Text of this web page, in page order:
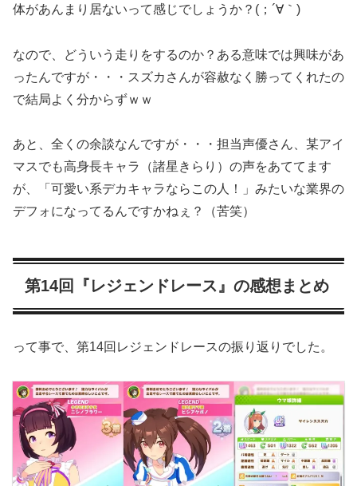
体があんまり居ないって感じでしょうか？(；´∀｀)
なので、どういう走りをするのか？ある意味では興味があ
ったんですが・・・スズカさんが容赦なく勝ってくれたの
で結局よく分からずｗｗ
あと、全くの余談なんですが・・・担当声優さん、某アイ
マスでも高身長キャラ（諸星きらり）の声をあててます
が、「可愛い系デカキャラならこの人！」みたいな業界の
デフォになってるんですかねぇ？（苦笑）
第14回『レジェンドレース』の感想まとめ
って事で、第14回レジェンドレースの振り返りでした。